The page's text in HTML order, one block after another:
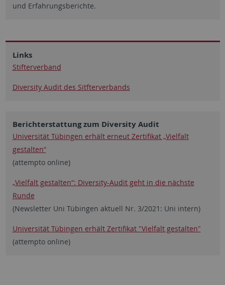
und Erfahrungsberichte.
Links
Stifterverband
Diversity Audit des Sitfterverbands
Berichterstattung zum Diversity Audit
Universität Tübingen erhält erneut Zertifikat „Vielfalt
gestalten“
(attempto online)
„Vielfalt gestalten“: Diversity-Audit geht in die nächste
Runde
(Newsletter Uni Tübingen aktuell Nr. 3/2021: Uni intern)
Universität Tübingen erhält Zertifikat "Vielfalt gestalten"
(attempto online)